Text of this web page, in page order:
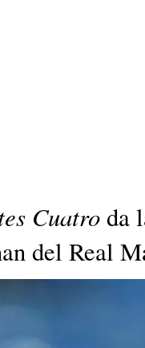
Cuatroda
del Real